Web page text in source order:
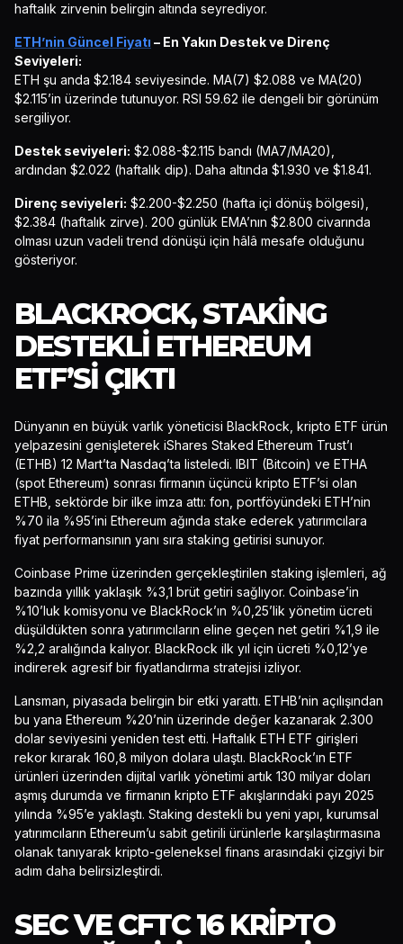
haftalık zirvenin belirgin altında seyrediyor.
ETH’nin Güncel Fiyatı – En Yakın Destek ve Direnç
Seviyeleri:
ETH şu anda $2.184 seviyesinde. MA(7) $2.088 ve MA(20)
$2.115’in üzerinde tutunuyor. RSI 59.62 ile dengeli bir görünüm
sergiliyor.
Destek seviyeleri: $2.088-$2.115 bandı (MA7/MA20),
ardından $2.022 (haftalık dip). Daha altında $1.930 ve $1.841.
Direnç seviyeleri: $2.200-$2.250 (hafta içi dönüş bölgesi),
$2.384 (haftalık zirve). 200 günlük EMA’nın $2.800 civarında
olması uzun vadeli trend dönüşü için hâlâ mesafe olduğunu
gösteriyor.
BLACKROCK, STAKING
DESTEKLI ETHEREUM
ETF’SI ÇIKTI
Dünyanın en büyük varlık yöneticisi BlackRock, kripto ETF ürün
yelpazesini genişleterek iShares Staked Ethereum Trust’ı
(ETHB) 12 Mart’ta Nasdaq’ta listeledi. IBIT (Bitcoin) ve ETHA
(spot Ethereum) sonrası firmanın üçüncü kripto ETF’si olan
ETHB, sektörde bir ilke imza attı: fon, portföyündeki ETH’nin
%70 ila %95’ini Ethereum ağında stake ederek yatırımcılara
fiyat performansının yanı sıra staking getirisi sunuyor.
Coinbase Prime üzerinden gerçekleştirilen staking işlemleri, ağ
bazında yıllık yaklaşık %3,1 brüt getiri sağlıyor. Coinbase’in
%10’luk komisyonu ve BlackRock’ın %0,25’lik yönetim ücreti
düşüldükten sonra yatırımcıların eline geçen net getiri %1,9 ile
%2,2 aralığında kalıyor. BlackRock ilk yıl için ücreti %0,12’ye
indirerek agresif bir fiyatlandırma stratejisi izliyor.
Lansman, piyasada belirgin bir etki yarattı. ETHB’nin açılışından
bu yana Ethereum %20’nin üzerinde değer kazanarak 2.300
dolar seviyesini yeniden test etti. Haftalık ETH ETF girişleri
rekor kırarak 160,8 milyon dolara ulaştı. BlackRock’ın ETF
ürünleri üzerinden dijital varlık yönetimi artık 130 milyar doları
aşmış durumda ve firmanın kripto ETF akışlarındaki payı 2025
yılında %95’e yaklaştı. Staking destekli bu yeni yapı, kurumsal
yatırımcıların Ethereum’u sabit getirili ürünlerle karşılaştırmasına
olanak tanıyarak kripto-geleneksel finans arasındaki çizgiyi bir
adım daha belirsizleştirdi.
SEC VE CFTC 16 KRIPTO